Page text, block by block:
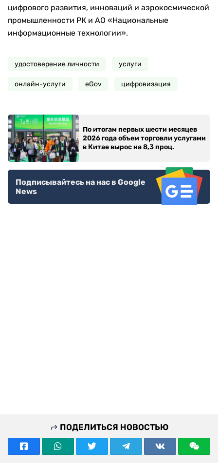
цифрового развития, инноваций и аэрокосмической
промышленности РК и АО «Национальные
информационные технологии».
удостоверение личности услуги
онлайн-услуги eGov цифровизация
По итогам первых шести месяцев
2026 года объем торговли услугами
в Китае вырос на 8,3 проц.
Подписывайтесь на нас в Google
News
ПОДЕЛИТЬСЯ НОВОСТЬЮ